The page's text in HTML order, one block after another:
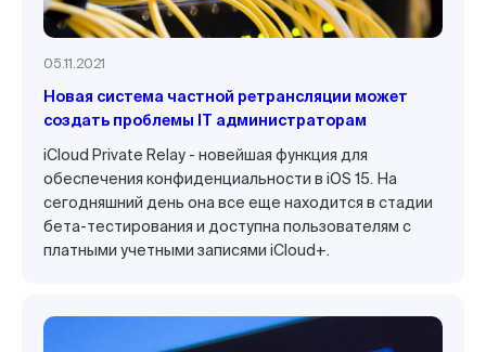
05.11.2021
Новая система частной ретрансляции может
создать проблемы IT администраторам
iCloud Private Relay - новейшая функция для
обеспечения конфиденциальности в iOS 15. На
сегодняшний день она все еще находится в стадии
бета-тестирования и доступна пользователям с
платными учетными записями iCloud+.